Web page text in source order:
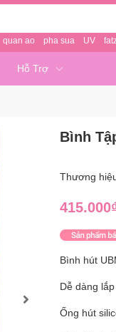
quan ao pha sua UV
Hỗ Trợ
Bình
Thương
Bình hút
Dễ dàng
Ống hút